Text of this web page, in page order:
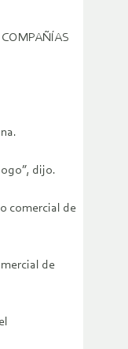
dijo.
comercial de
de